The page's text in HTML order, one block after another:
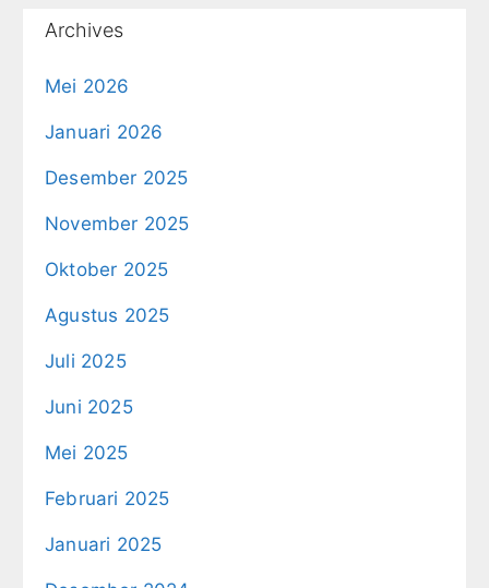
Archives
Mei 2026
Januari 2026
Desember 2025
November 2025
Oktober 2025
Agustus 2025
Juli 2025
Juni 2025
Mei 2025
Februari 2025
Januari 2025